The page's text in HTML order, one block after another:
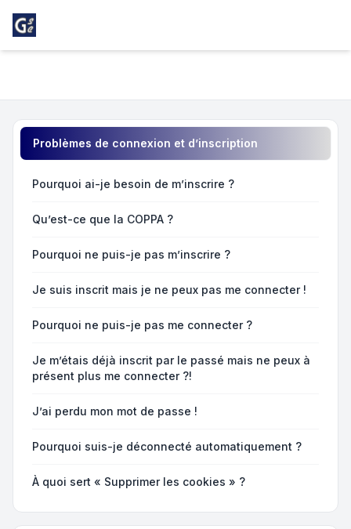
Foire aux questions
Problèmes de connexion et d’inscription
Pourquoi ai-je besoin de m’inscrire ?
Qu’est-ce que la COPPA ?
Pourquoi ne puis-je pas m’inscrire ?
Je suis inscrit mais je ne peux pas me connecter !
Pourquoi ne puis-je pas me connecter ?
Je m’étais déjà inscrit par le passé mais ne peux à
présent plus me connecter ?!
J’ai perdu mon mot de passe !
Pourquoi suis-je déconnecté automatiquement ?
À quoi sert « Supprimer les cookies » ?